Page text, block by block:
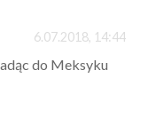
6.07.2018, 14:44
do Meksyku